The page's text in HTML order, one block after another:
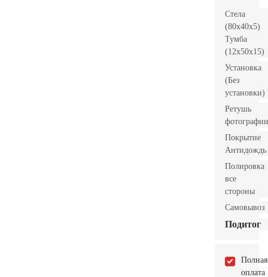
Стела
(80x40x5)
Тумба
(12x50x15)
Установка
(Без
установки)
Ретушь
фотографии
Покрытие
Антидождь
Полировка
все
стороны
Самовывоз
Подитог
Полная
оплата